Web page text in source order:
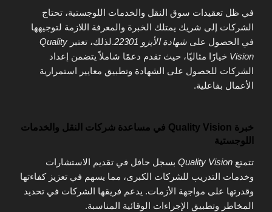
في ظل تعقيدات سوق النقل والخدمات اللوجستية، تحتاج
الشركات إلى شريك يمتلك الخبرة والمعرفة اللازمة لتوجيهها
في الحصول على شهادة الأيزو 22301 .لذلك، تعتبر Quality
Vision خيارًا مثاليًا، حيث تقدم دعمًا شاملاً يتضمن إعداد
الشركات للحصول على الشهادة وتطبيق معايير استمرارية
الأعمال بفاعلية.
خبرة Quality Vision في مساعدة شركات النقل والخدمات
اللوجستية
تتمتع Quality Vision بسجل حافل في تقديم الاستشارات
وخدمات التدريب للشركات الكبرى، مما يسهم في تعزيز كفاءتها
وقدرتها على مواجهة الأزمات. يدعم فريقها الشركات في تحديد
المخاطر وتطبيق الإجراءات الوقائية المناسبة.